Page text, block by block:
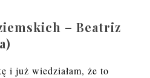
– Beatriz
i już wiedziałam, że to